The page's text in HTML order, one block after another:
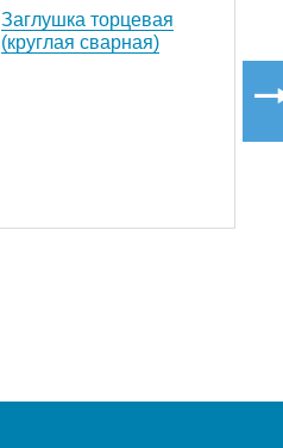
Заглушка торцевая
(круглая сварная)